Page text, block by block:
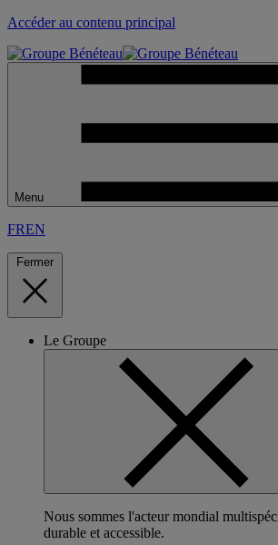
Accéder au contenu principal
Menu
FREN
Fermer
Le Groupe
Nous sommes l'acteur mondial
durable et accessible.